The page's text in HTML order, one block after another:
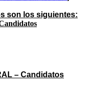
son los siguientes:
– Candidatos